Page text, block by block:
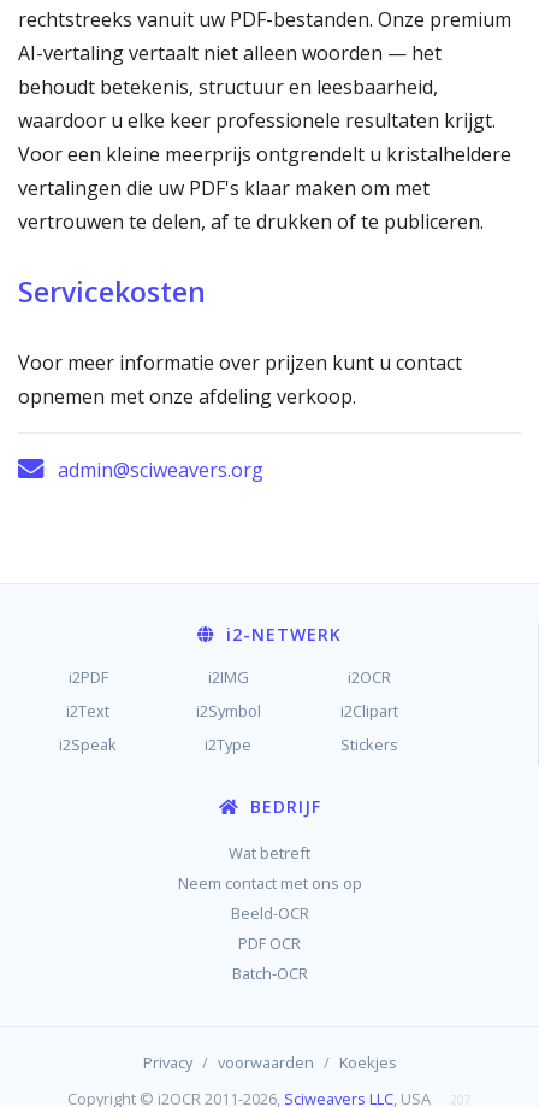
rechtstreeks vanuit uw PDF-bestanden. Onze premium
AI-vertaling vertaalt niet alleen woorden — het
behoudt betekenis, structuur en leesbaarheid,
waardoor u elke keer professionele resultaten krijgt.
Voor een kleine meerprijs ontgrendelt u kristalheldere
vertalingen die uw PDF's klaar maken om met
vertrouwen te delen, af te drukken of te publiceren.
Servicekosten
Voor meer informatie over prijzen kunt u contact
opnemen met onze afdeling verkoop.
admin@sciweavers.org
i2-NETWERK
i2PDF i2IMG
i2OCR
i2Text
i2Symbol
i2Clipart
i2Speak
i2Type Stickers
BEDRIJF
Wat betreft
Neem contact met ons op
Beeld-OCR
PDF OCR
Batch-OCR
Privacy / voorwaarden / Koekjes
Copyright © i2OCR 2011-2026, Sciweavers LLC, USA 207